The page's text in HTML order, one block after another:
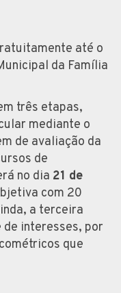
até o
da Família
três etapas,
mediante o
de avaliação da
de
no dia 21 de
com 20
a terceira
interesses, por
que